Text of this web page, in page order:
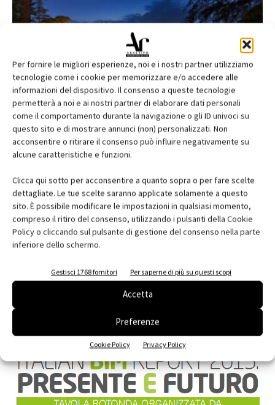
Per fornire le migliori esperienze, noi e i nostri partner utilizziamo
tecnologie come i cookie per memorizzare e/o accedere alle
informazioni del dispositivo. Il consenso a queste tecnologie
permetterà a noi e ai nostri partner di elaborare dati personali
come il comportamento durante la navigazione o gli ID univoci su
questo sito e di mostrare annunci (non) personalizzati. Non
acconsentire o ritirare il consenso può influire negativamente su
alcune caratteristiche e funzioni.
Clicca qui sotto per acconsentire a quanto sopra o per fare scelte
dettagliate. Le tue scelte saranno applicate solamente a questo
sito. È possibile modificare le impostazioni in qualsiasi momento,
compreso il ritiro del consenso, utilizzando i pulsanti della Cookie
Policy o cliccando sul pulsante di gestione del consenso nella parte
inferiore dello schermo.
Gestisci 1768 fornitori Per saperne di più su questi scopi
Accetta
Preferenze
Cookie Policy Privacy Policy
Palazzo di Varignana Resort & Spa a Castel
San Pietro Terme...
Chiara Scalco
cucina scopre nuovi orizzonti